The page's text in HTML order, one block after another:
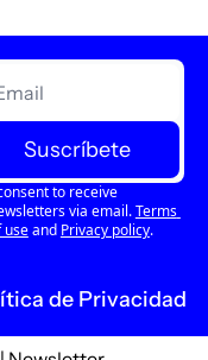
Suscríbete
to receive
via email.Terms
useand Privacy policy.
de Privacidad